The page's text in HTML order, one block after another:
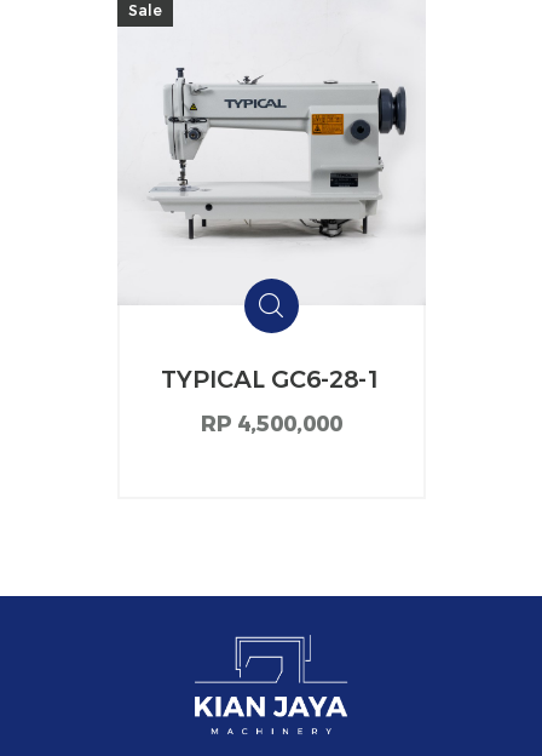
Sale
TYPICAL GC6-28-1
RP 4,500,000